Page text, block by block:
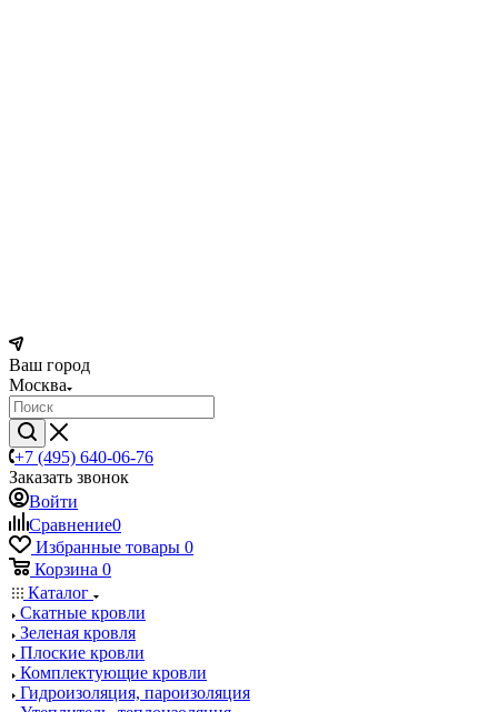
Ваш город
Москва
+7 (495) 640-06-76
Заказать звонок
Войти
Сравнение0
Избранные товары 0
Корзина 0
Каталог
Скатные кровли
Зеленая кровля
Плоские кровли
Комплектующие кровли
Гидроизоляция, пароизоляция